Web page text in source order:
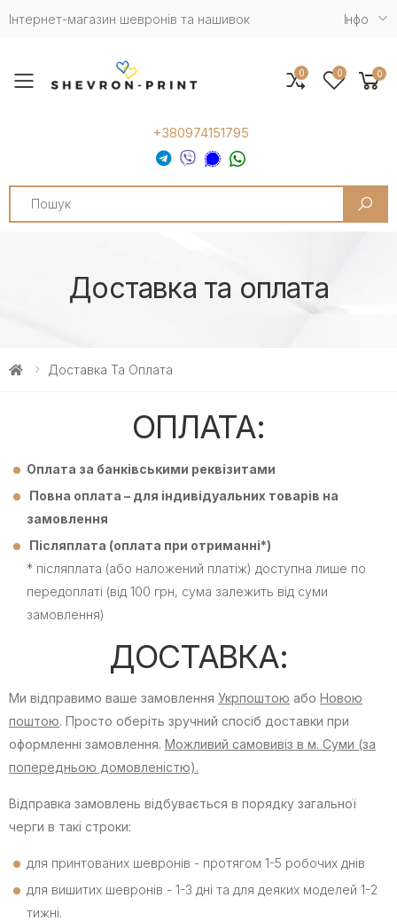
Інтернет-магазин шевронів та нашивок Iнфо
Toggle mobile menu
+380974151795
Search
0 0 0
Доставка та оплата
Доставка Та Оплата
ОПЛАТА:
Оплата за банківськими реквізитами
Повна оплата – для індивідуальних товарів на
замовлення
Післяплата (оплата при отриманні*)
* післяплата (або наложений платіж) доступна лише по
передоплаті (від 100 грн, сума залежить від суми
замовлення)
ДОСТАВКА:
Ми відправимо ваше замовлення Укрпоштою або Новою
поштою. Просто оберіть зручний спосіб доставки при
оформленні замовлення. Можливий самовивіз в м. Суми (за
попередньою домовленістю).
Відправка замовлень відбувається в порядку загальної
черги в такі строки:
для принтованих шевронів - протягом 1-5 робочих днів
для вишитих шевронів - 1-3 дні та для деяких моделей 1-2
тижні.